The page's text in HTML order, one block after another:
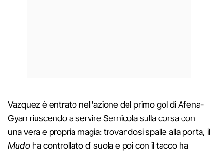
Vazquez è entrato nell'azione del primo gol di Afena-
Gyan riuscendo a servire Sernicola sulla corsa con
una vera e propria magia: trovandosi spalle alla porta, il
Mudoha controllato di suola e poi con il tacco ha